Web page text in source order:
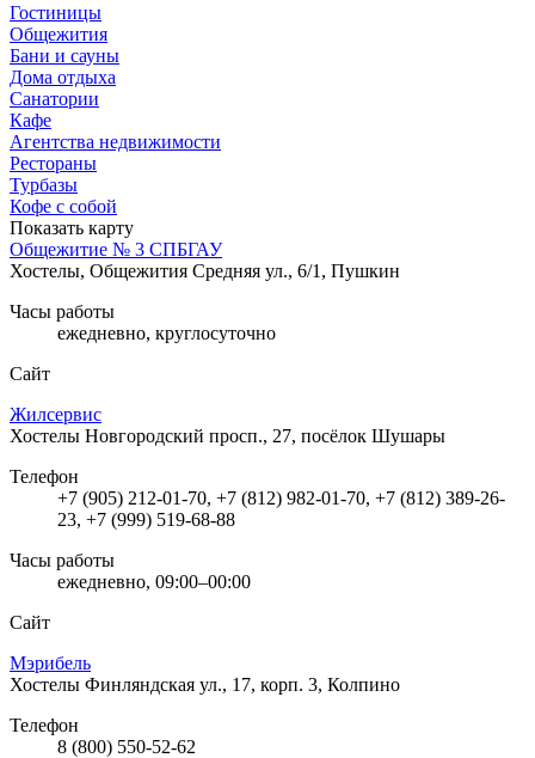
Гостиницы
Общежития
Бани и сауны
Дома отдыха
Санатории
Кафе
Агентства недвижимости
Рестораны
Турбазы
Кофе с собой
Показать карту
Общежитие № 3 СПБГАУ
Хостелы, Общежития Средняя ул., 6/1, Пушкин
Часы работы
ежедневно, круглосуточно
Сайт
Жилсервис
Хостелы Новгородский просп., 27, посёлок Шушары
Телефон
+7 (905) 212-01-70, +7 (812) 982-01-70, +7 (812) 389-26-
23, +7 (999) 519-68-88
Часы работы
ежедневно, 09:00–00:00
Сайт
Мэрибель
Хостелы Финляндская ул., 17, корп. 3, Колпино
Телефон
8 (800) 550-52-62